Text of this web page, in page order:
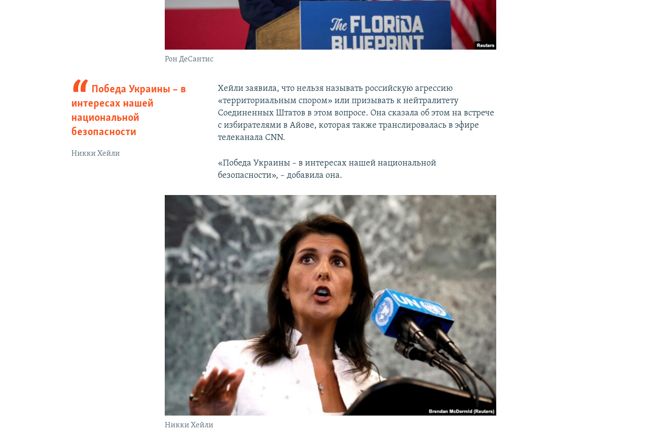
Рон ДеСантис
Победа Украины – в
интересах нашей
национальной
безопасности
Никки Хейли
Хейли заявила, что нельзя называть российскую агрессию
«территориальным спором» или призывать к нейтралитету
Соединенных Штатов в этом вопросе. Она сказала об этом на встрече
с избирателями в Айове, которая также транслировалась в эфире
телеканала CNN.
«Победа Украины – в интересах нашей национальной
безопасности», – добавила она.
Никки Хейли